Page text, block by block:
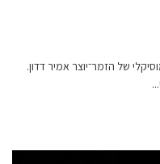
של הזמר־יוצר אמיר דדון.
...